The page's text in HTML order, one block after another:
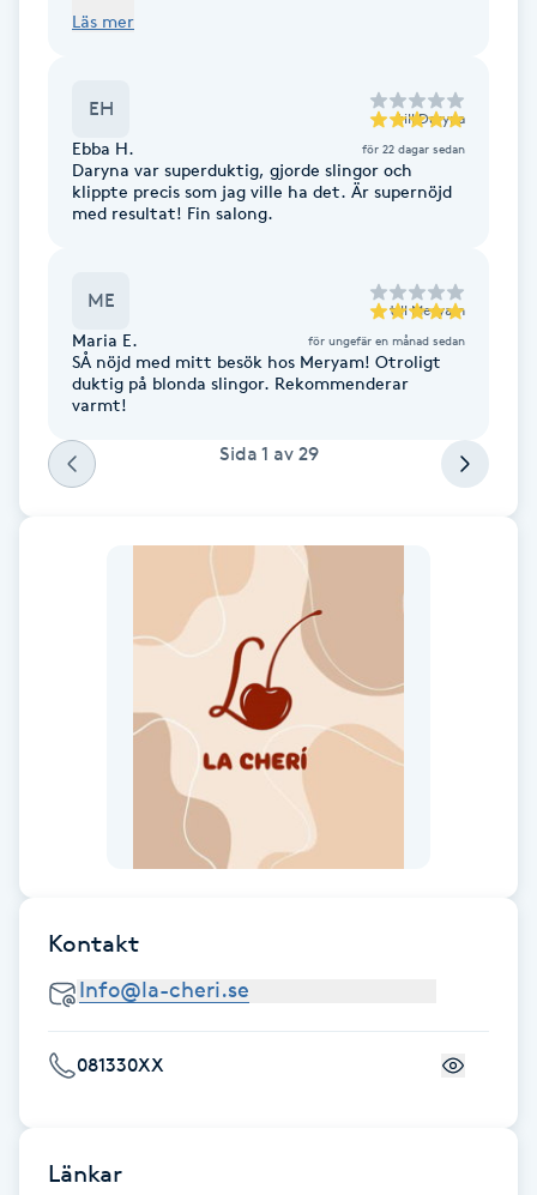
Fransk manikyr
Frekvensterapi
Friskvård
Friskvårdsmassage
Färgning
Gellack med förstärkning
Gravidyoga
Gruppträning
Gua Sha-massage
tones, not just typical Scandinavian blondes,
Läs mer
EH till Daryna
Ebba H. för 22 dagar sedan
Daryna var superduktig, gjorde slingor och
klippte precis som jag ville ha det. Är supernöjd
med resultat! Fin salong.
ME till Meryam
Maria E. för ungefär en månad sedan
SÅ nöjd med mitt besök hos Meryam! Otroligt
duktig på blonda slingor. Rekommenderar
varmt!
Sida 1 av 29
Kontakt
081330XX
Länkar